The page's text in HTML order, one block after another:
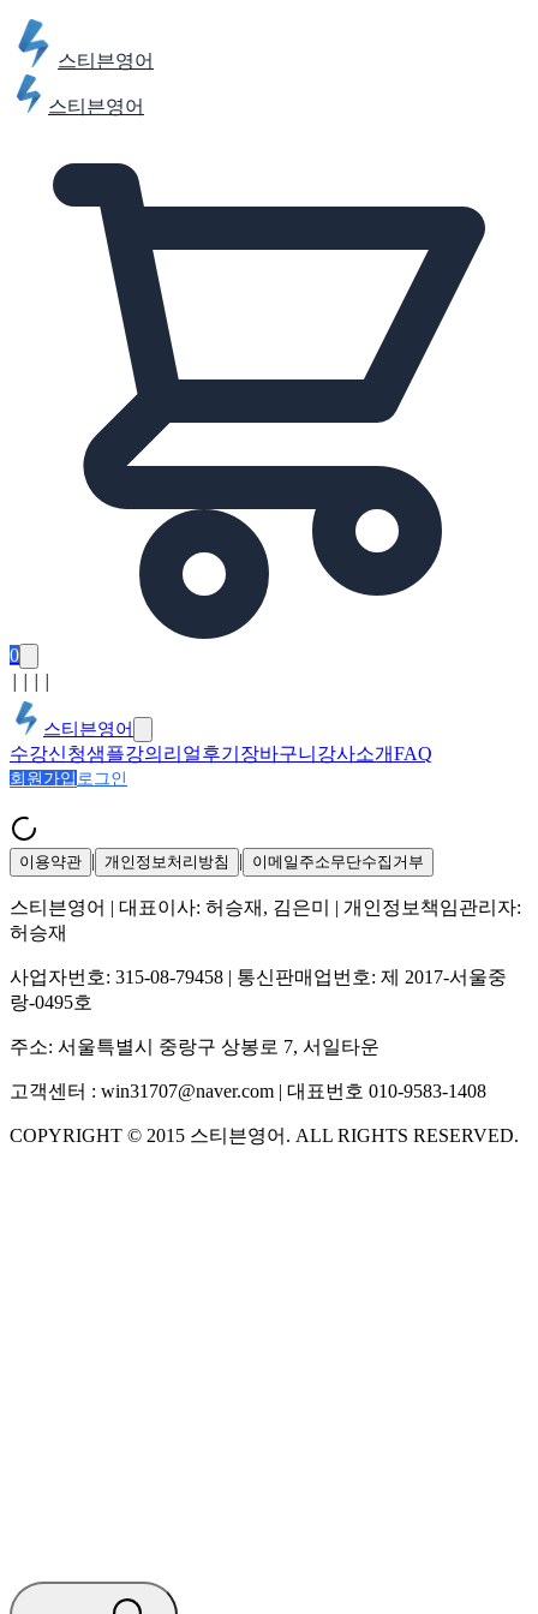
스티븐영어
스티븐영어
0
스티븐영어
수강신청샘플강의 리얼후기 장바구니 강사소개FAQ
회원가입 로그인
이용약관 | 개인정보처리방침 | 이메일주소무단수집거부
스티븐영어 | 대표이사: 허승재, 김은미
| 개인정보책임관리자:
허승재
사업자번호: 315-08-79458 | 통신판매업번호: 제 2017-서울중
랑-0495호
주소: 서울특별시 중랑구 상봉로 7, 서일타운
고객센터 : win31707@naver.com | 대표번호 010-9583-1408
COPYRIGHT © 2015 스티븐영어 . ALL RIGHTS RESERVED.